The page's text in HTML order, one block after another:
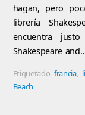
hagan, pero
librería
encuentra
Shakespeare
Etiquetado francia,
Beach